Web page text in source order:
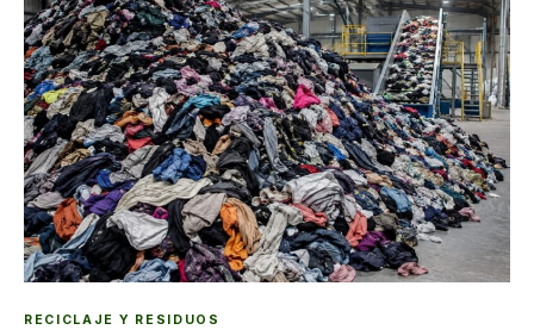
RECICLAJE Y RESIDUOS